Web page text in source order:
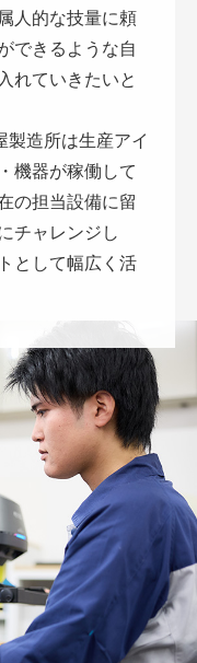
人的な技量に頼
できるような自
れていきたいと
製造所は生産アイ
機器が稼働して
の担当設備に留
チャレンジし
として幅広く活